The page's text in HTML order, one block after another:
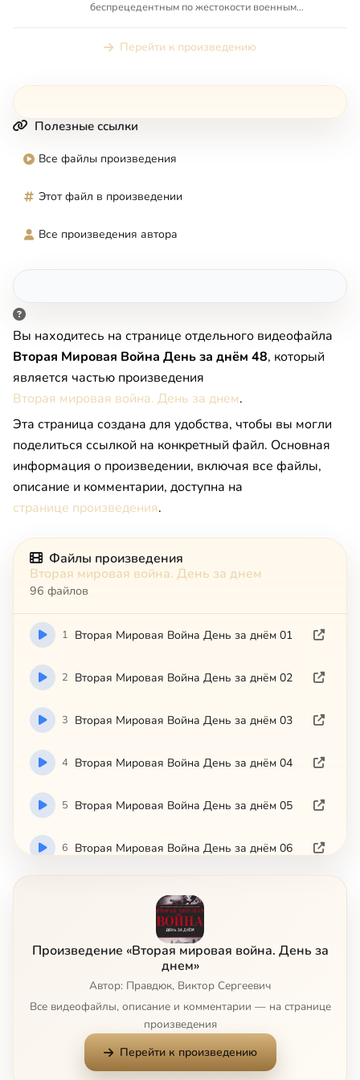
беспрецедентным по жестокости военным
Перейти к произведению
Полезные ссылки
Все файлы произведения
Этот файл в произведении
Все произведения автора
Вы находитесь на странице отдельного видеофайла
Вторая Мировая Война День за днём 48, который
является частью произведения
Вторая мировая война. День за днем.
Эта страница создана для удобства, чтобы вы могли
поделиться ссылкой на конкретный файл. Основная
информация о произведении, включая все файлы,
описание и комментарии, доступна на
странице произведения.
Файлы произведения
Вторая мировая война. День за днем
96 файлов
1 Вторая Мировая Война День за днём 01
2 Вторая Мировая Война День за днём 02
3 Вторая Мировая Война День за днём 03
4 Вторая Мировая Война День за днём 04
5 Вторая Мировая Война День за днём 05
6 Вторая Мировая Война День за днём 06
Вторая Мировая Война День за днём 08
Вторая Мировая Война День за днём 09
Вторая Мировая Война День за днём 10
Вторая Мировая Война День за днём 11
Произведение «Вторая мировая война. День за
днем»
Автор: Правдюк, Виктор Сергеевич
Все видеофайлы, описание и комментарии — на странице
произведения
Перейти к произведению